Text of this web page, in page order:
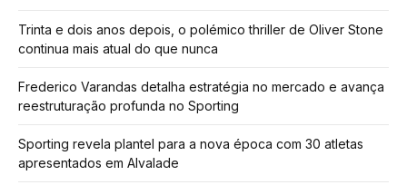
Trinta e dois anos depois, o polémico thriller de Oliver Stone
continua mais atual do que nunca
Frederico Varandas detalha estratégia no mercado e avança
reestruturação profunda no Sporting
Sporting revela plantel para a nova época com 30 atletas
apresentados em Alvalade